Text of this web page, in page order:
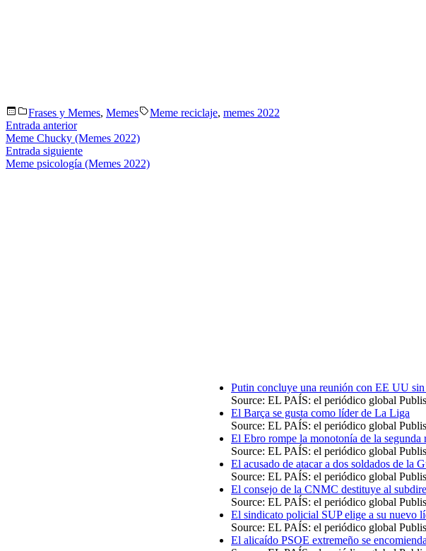
Publicado
en
Frases y Memes, Memes Etiquetas:
Meme reciclaje, memes 2022
Navegación
de
entradas
Entrada anteriorEntrada
anterior:
Meme Chucky (Memes 2022)
Entrada siguienteEntrada
siguiente:
Meme psicología (Memes 2022)
Putin concluye una reunión con EE UU sin
Source: EL PAÍS: el periódico global
El Barça se gusta como líder de La Liga
Source: EL PAÍS: el periódico global
El Ebro rompe la monotonía de la segunda
Source: EL PAÍS: el periódico global
El acusado de atacar a dos soldados de la
Source: EL PAÍS: el periódico global
El consejo de la CNMC destituye al
Source: EL PAÍS: el periódico global
El sindicato policial SUP elige a su nuevo
Source: EL PAÍS: el periódico global
El alicaído PSOE extremeño se